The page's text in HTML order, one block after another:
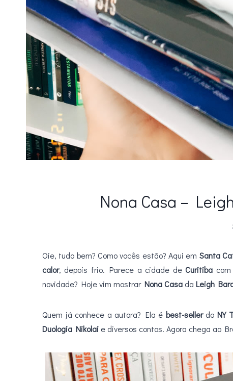
Nona Casa –
Oie, tudo bem? Como vocês estão? Aqui em Santa
calor, depois frio. Parece a cidade de Curitiba
novidade? Hoje vim mostrarNona Casa da Leigh
Quem já conhece a autora? Ela é best-sellerdoNY
Duologia Nikolai e diversos contos. Agora chega ao